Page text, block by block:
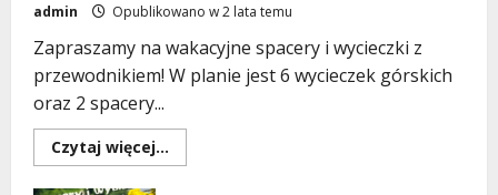
admin Opublikowano w 2 lata temu
Zapraszamy na wakacyjne spacery i wycieczki z
przewodnikiem! W planie jest 6 wycieczek górskich
oraz 2 spacery...
Czytaj więcej...
się
Aktualności